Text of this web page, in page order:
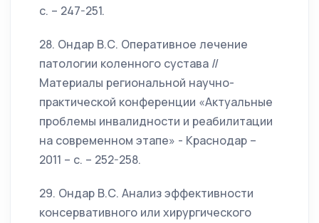
с. – 247-251.
28. Ондар В.С. Оперативное лечение
патологии коленного сустава //
Материалы региональной научно-
практической конференции «Актуальные
проблемы инвалидности и реабилитации
на современном этапе» - Краснодар –
2011 – с. – 252-258.
29. Ондар В.С. Анализ эффективности
консервативного или хирургического